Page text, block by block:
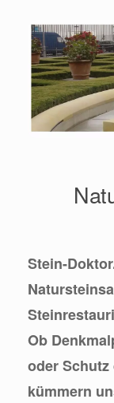
Stein-
Ob
oder
kümmern